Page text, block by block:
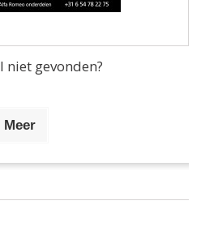
niet gevonden?
Meer